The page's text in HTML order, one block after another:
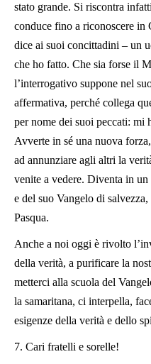
stato grande. Si riscontra
conduce fino a riconoscere in
dice ai suoi concittadini – un
che ho fatto. Che sia forse il
l’interrogativo suppone nel
affermativa, perché collega
per nome dei suoi peccati: mi
Avverte in sé una nuova
ad annunziare agli altri la
venite a vedere. Diventa in un
e del suo Vangelo di
Pasqua.
Anche a noi oggi è rivolto
della verità, a purificare la
metterci alla scuola del
la samaritana, ci interpella,
esigenze della verità e dello
7. Cari fratelli e sorelle!